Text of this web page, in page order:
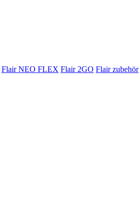
Flair NEO FLEX Flair 2GO Flair zubehör